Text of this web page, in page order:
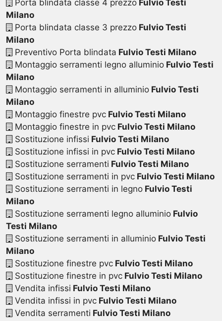
Porta blindata classe 4 prezzoFulvio Testi
Milano
Porta blindata classe 3 prezzoFulvio Testi
Milano
Preventivo Porta blindata Fulvio Testi Milano
Montaggio serramenti legno alluminioFulvio Testi
Milano
Montaggio serramenti in alluminioFulvio Testi
Milano
Montaggio finestre pvcFulvio Testi Milano
Montaggio finestre in pvcFulvio Testi Milano
Sostituzione infissi Fulvio Testi Milano
Sostituzione infissi in pvcFulvio Testi Milano
Sostituzione serramenti Fulvio Testi Milano
Sostituzione serramenti in pvcFulvio Testi Milano
Sostituzione serramenti in legnoFulvio Testi
Milano
Sostituzione serramenti legno alluminioFulvio
Testi Milano
Sostituzione serramenti in alluminioFulvio Testi
Milano
Sostituzione finestre pvcFulvio Testi Milano
Sostituzione finestre in pvcFulvio Testi Milano
Vendita infissi Fulvio Testi Milano
Vendita infissi in pvcFulvio Testi Milano
Vendita serramenti Fulvio Testi Milano